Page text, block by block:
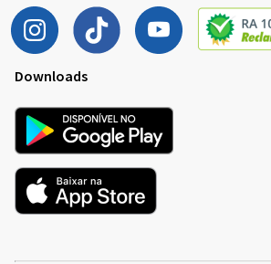
Downloads